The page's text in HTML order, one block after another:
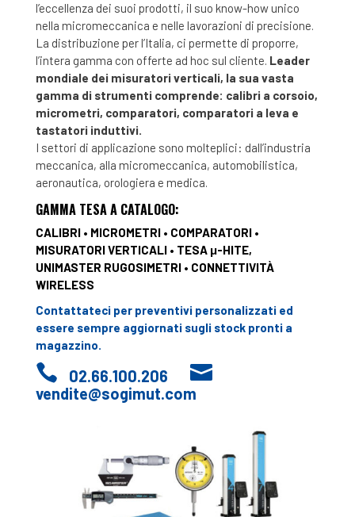
l’eccellenza dei suoi prodotti, il suo know-how unico
nella micromeccanica e nelle lavorazioni di precisione.
La distribuzione per l’Italia, ci permette di proporre,
l’intera gamma con offerte ad hoc sul cliente. Leader
mondiale dei misuratori verticali, la sua vasta
gamma di strumenti comprende: calibri a corsoio,
micrometri, comparatori, comparatori a leva e
tastatori induttivi.
I settori di applicazione sono molteplici: dall’industria
meccanica, alla micromeccanica, automobilistica,
aeronautica, orologiera e medica.
GAMMA TESA A CATALOGO:
CALIBRI • MICROMETRI • COMPARATORI •
MISURATORI VERTICALI • TESA μ-HITE,
UNIMASTER RUGOSIMETRI • CONNETTIVITÀ
WIRELESS
Contattateci per preventivi personalizzati ed
essere sempre aggiornati sugli stock pronti a
magazzino.
 02.66.100.206 
vendite@sogimut.com